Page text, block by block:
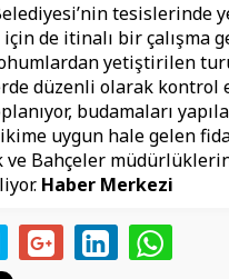
tesislerinde
de itinalı bir çalışma
yetiştirilen
düzenli olarak kontrol
budamaları
uygun hale gelen
ve Bahçeler
Haber Merkezi